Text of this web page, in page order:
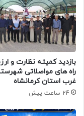
بازدید کمیته نظارت و
راه های مواصلاتی
غرب استان کرمانشاه
24 ساعت پیش